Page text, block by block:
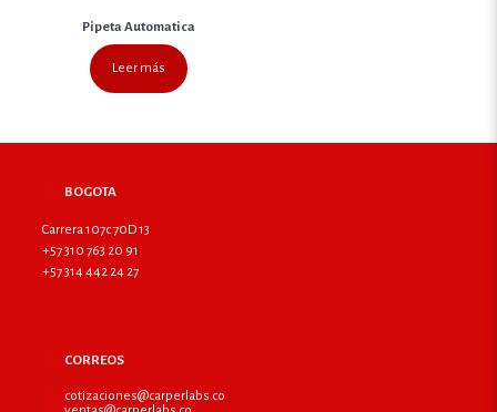
Pipeta Automatica
Leer más
BOGOTA
Carrera 107c 70D 13
+57 310 763 20 91
+57 314 442 24 27
CORREOS
cotizaciones@carperlabs.co